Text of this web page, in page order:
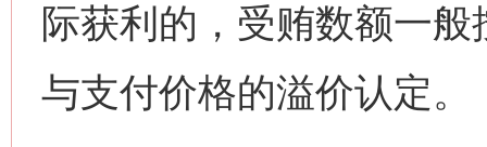
际获利的，受贿数额一
与支付价格的溢价认定。